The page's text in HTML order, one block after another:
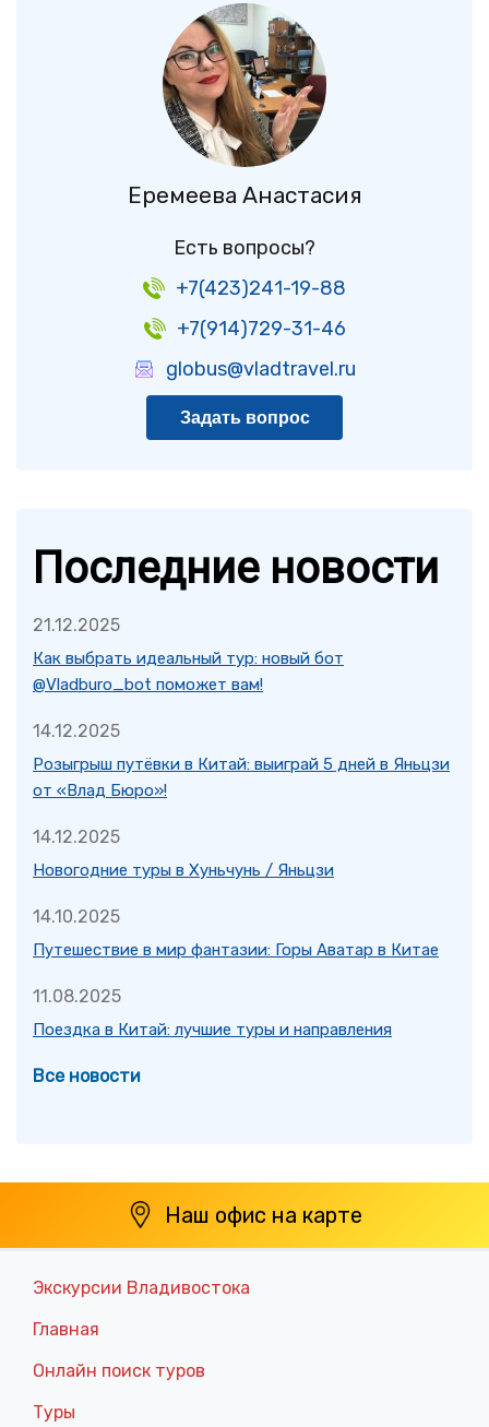
Еремеева Анастасия
Есть вопросы?
+7(423)241-19-88
+7(914)729-31-46
globus@vladtravel.ru
Задать вопрос
Последние новости
21.12.2025
Как выбрать идеальный тур: новый бот
@Vladburo_bot поможет вам!
14.12.2025
Розыгрыш путёвки в Китай: выиграй 5 дней в Яньцзи
от «Влад Бюро»!
14.12.2025
Новогодние туры в Хуньчунь / Яньцзи
14.10.2025
Путешествие в мир фантазии: Горы Аватар в Китае
11.08.2025
Поездка в Китай: лучшие туры и направления
Все новости
Наш офис на карте
Экскурсии Владивостока
Главная
Онлайн поиск туров
Туры